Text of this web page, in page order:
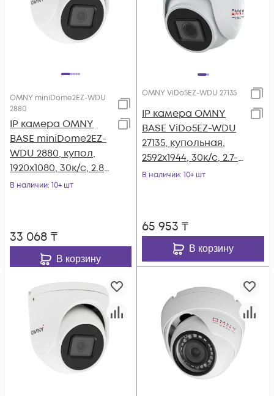
OMNY miniDome2EZ-WDU
2880
IP камера OMNY
BASE miniDome2EZ-
WDU 2880, купол,
1920x1080, 30к/с, 2.8-
8мм мотор.
USB2.0
В наличии: 10+ шт
33 068 ₸
В корзину
OMNY ViDo5EZ-WDU 27135
IP камера OMNY
BASE ViDo5EZ-WDU
27135, купольная,
2592x1944, 30к/с, 2.7-
13.5мм мотор.
USB2.0
В наличии: 10+ шт
65 953 ₸
В корзину